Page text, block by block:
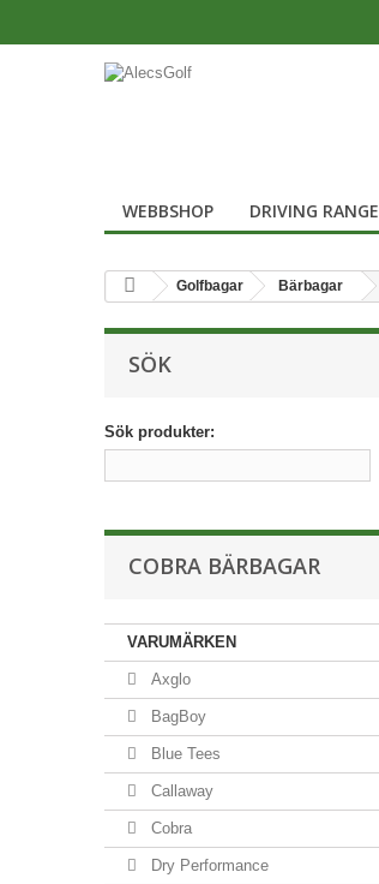
WEBBSHOP DRIVING RANGE
Golfbagar Bärbagar
SÖK
Sök produkter:
COBRA BÄRBAGAR
VARUMÄRKEN
Axglo
BagBoy
Blue Tees
Callaway
Cobra
Dry Performance